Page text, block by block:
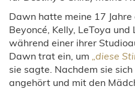
Dawn hatte meine 17
Beyoncé, Kelly, LeToya
während einer ihrer
Dawn trat ein, um „diese
sie sagte. Nachdem sie sich
angehört und mit den